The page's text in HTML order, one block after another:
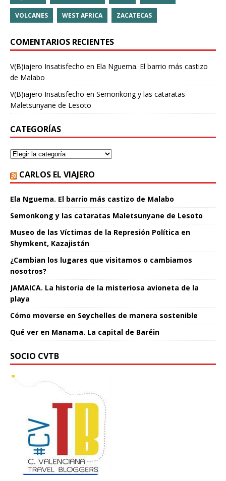
VOLCANES WEST AFRICA ZACATECAS
COMENTARIOS RECIENTES
V(B)iajero Insatisfecho en Ela Nguema. El barrio más castizo
de Malabo
V(B)iajero Insatisfecho en Semonkong y las cataratas
Maletsunyane de Lesoto
CATEGORÍAS
CARLOS EL VIAJERO
Ela Nguema. El barrio más castizo de Malabo
Semonkong y las cataratas Maletsunyane de Lesoto
Museo de las Víctimas de la Represión Política en
Shymkent, Kazajistán
¿Cambian los lugares que visitamos o cambiamos
nosotros?
JAMAICA. La historia de la misteriosa avioneta de la
playa
Cómo moverse en Seychelles de manera sostenible
Qué ver en Manama. La capital de Baréin
SOCIO CVTB